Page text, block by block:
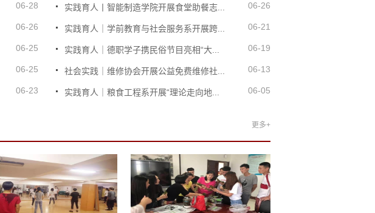
06-28
06-26
06-25
06-25
06-23
06-26
实践育人丨智能制造学院开展食堂助餐志...
06-21
实践育人｜学前教育与社会服务系开展跨...
06-19
实践育人｜德职学子携民俗节目亮相“大...
06-13
社会实践｜维修协会开展公益免费维修社...
06-05
实践育人｜粮食工程系开展“理论走向地...
更多+